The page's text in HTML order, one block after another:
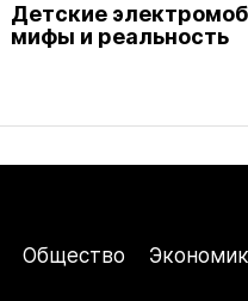
Детские
мифы и реальность
Общество